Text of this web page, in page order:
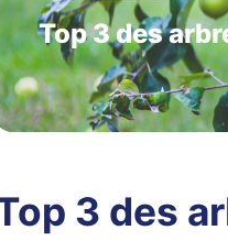
Top 3 des
3 des